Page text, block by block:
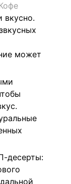
вкусно.
может
десерты: